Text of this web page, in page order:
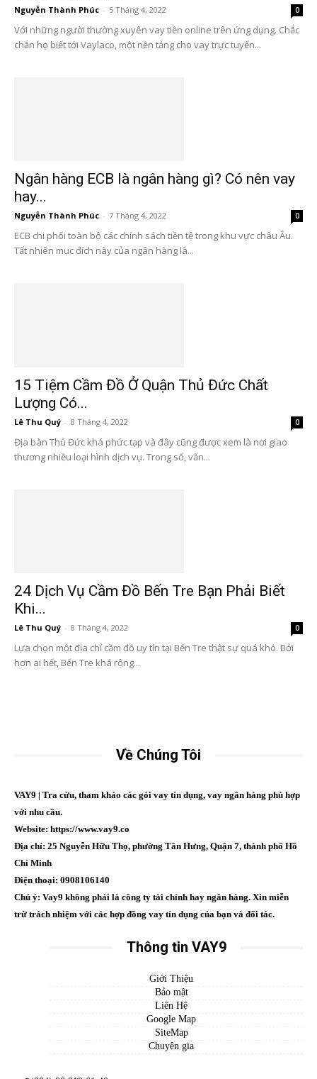
Nguyễn Thành Phúc - 5 Tháng 4, 2022 0
Với những người thường xuyên vay tiền online trên ứng dụng. Chắc
chắn họ biết tới Vaylaco, một nền tảng cho vay trực tuyến...
Ngân hàng ECB là ngân hàng gì? Có nên vay
hay...
Nguyễn Thành Phúc - 7 Tháng 4, 2022 0
ECB chi phối toàn bộ các chính sách tiền tệ trong khu vực châu Âu.
Tất nhiên mục đích này của ngân hàng là...
15 Tiệm Cầm Đồ Ở Quận Thủ Đức Chất
Lượng Có...
Lê Thu Quý - 8 Tháng 4, 2022 0
Địa bàn Thủ Đức khá phức tạp và đây cũng được xem là nơi giao
thương nhiều loại hình dịch vụ. Trong số, vấn...
24 Dịch Vụ Cầm Đồ Bến Tre Bạn Phải Biết
Khi...
Lê Thu Quý - 8 Tháng 4, 2022 0
Lựa chọn một địa chỉ cầm đồ uy tín tại Bến Tre thật sự quá khó. Bởi
hơn ai hết, Bến Tre khá rộng...
Về Chúng Tôi
VAY9 | Tra cứu, tham khảo các gói vay tín dụng, vay ngân hàng phù hợp
với nhu cầu.
Website: https://www.vay9.co
Địa chỉ: 25 Nguyễn Hữu Thọ, phường Tân Hưng, Quận 7, thành phố Hồ
Chí Minh
Điện thoại: 0908106140
Chú ý: Vay9 không phải là công ty tài chính hay ngân hàng. Xin miễn
trừ trách nhiệm với các hợp đồng vay tín dụng của bạn và đối tác.
Thông tin VAY9
Giới Thiệu
Bảo mật
Liên Hệ
Google Map
SiteMap
Chuyên gia